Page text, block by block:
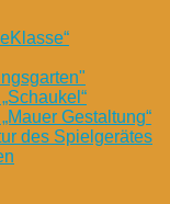
Gestaltung“
des Spielgerätes